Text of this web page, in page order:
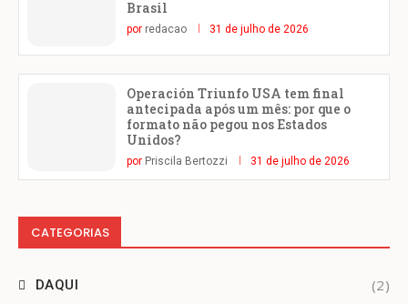
Brasil
por redacao 31 de julho de 2026
Operación Triunfo USA tem final
antecipada após um mês: por que o
formato não pegou nos Estados
Unidos?
por Priscila Bertozzi 31 de julho de 2026
CATEGORIAS
DAQUI (2)